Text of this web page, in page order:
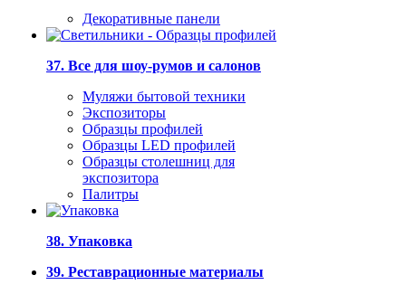
Декоративные панели
37. Все для шоу-румов и салонов
Муляжи бытовой техники
Экспозиторы
Образцы профилей
Образцы LED профилей
Образцы столешниц для
экспозитора
Палитры
38. Упаковка
39. Реставрационные материалы